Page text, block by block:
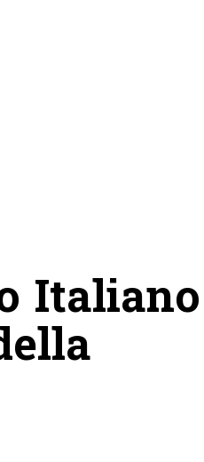
Italiano